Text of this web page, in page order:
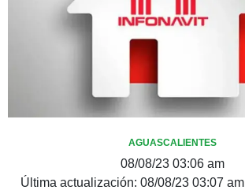
AGUASCALIENTES
08/08/23 03:06 am
Última actualización: 08/08/23 03:07 am